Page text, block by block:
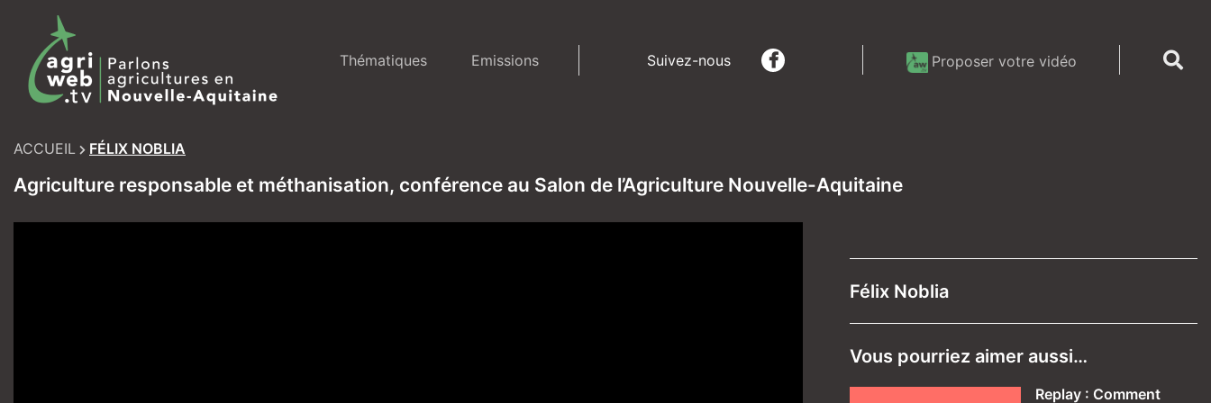
content
Thématiques Emissions Suivez-nous Proposer votre vidéo
ACCUEIL FÉLIX NOBLIA
Agriculture responsable et méthanisation, conférence au Salon de l’Agriculture Nouvelle-Aquitaine
Félix Noblia
Vous pourriez aimer aussi…
Replay : Comment